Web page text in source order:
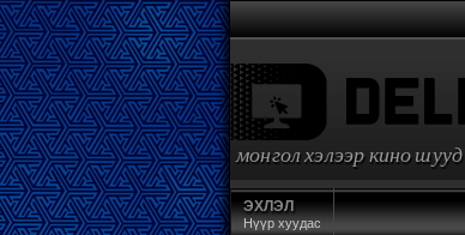
монгол хэлээр кино
ЭХЛЭЛ
Нүүр хуудас